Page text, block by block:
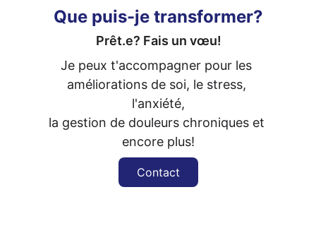
Que puis-je transformer?
Prêt.e? Fais un vœu!
Contact
Je peux t'accompagner pour les
améliorations de soi, le stress,
l'anxiété,
la gestion de douleurs chroniques et
encore plus!